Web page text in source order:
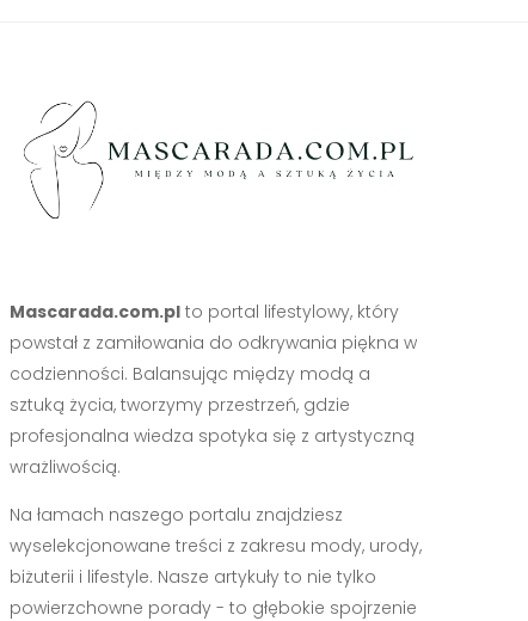
Mascarada.com.plto portal lifestylowy, który
powstał z zamiłowania do odkrywania piękna w
codzienności. Balansując między modą a
sztuką życia, tworzymy przestrzeń, gdzie
profesjonalna wiedza spotyka się z artystyczną
wrażliwością.
Na łamach naszego portalu znajdziesz
wyselekcjonowane treści z zakresu mody, urody,
biżuterii i lifestyle. Nasze artykuły to nie tylko
powierzchowne porady - to głębokie spojrzenie